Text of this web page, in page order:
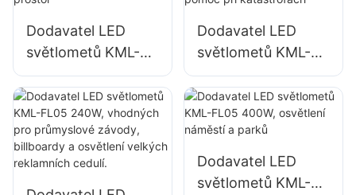
Dodavatel LED
světlometů KML-
FL05 150W pro
osvětlení parkovišť
a skladovacích
prostor
Dodavatel LED
světlometů KML-
FL05 200W,
nouzové osvětlení
a osvětlení míst pro
pomoc při
katastrofách
Dodavatel LED
světlometů KML-